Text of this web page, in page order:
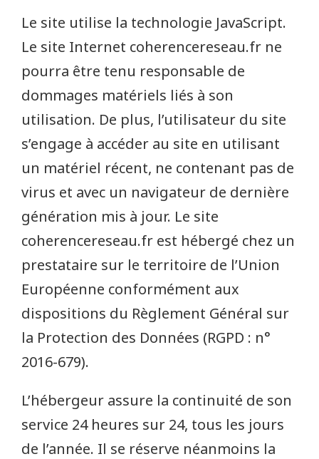
Le site utilise la technologie JavaScript.
Le site Internet coherencereseau.fr ne
pourra être tenu responsable de
dommages matériels liés à son
utilisation. De plus, l’utilisateur du site
s’engage à accéder au site en utilisant
un matériel récent, ne contenant pas de
virus et avec un navigateur de dernière
génération mis à jour. Le site
coherencereseau.fr est hébergé chez un
prestataire sur le territoire de l’Union
Européenne conformément aux
dispositions du Règlement Général sur
la Protection des Données (RGPD : n°
2016-679).
L’hébergeur assure la continuité de son
service 24 heures sur 24, tous les jours
de l’année. Il se réserve néanmoins la